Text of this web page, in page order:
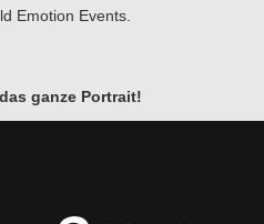
Emotion Events.
ganze Portrait!